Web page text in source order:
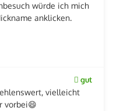
würde ich mich
anklicken.
gut
vielleicht
vorbei😄